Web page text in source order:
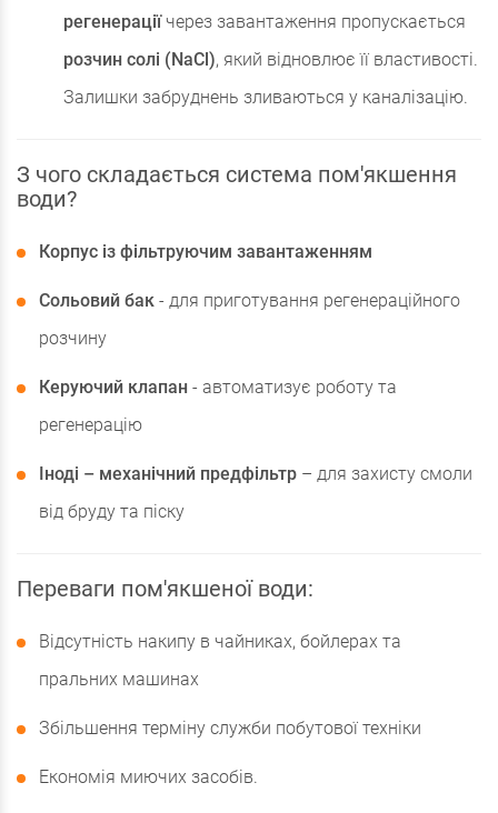
регенераціїчерез завантаження пропускається
розчин солі (NaCl), який відновлює її властивості.
Залишки забруднень зливаються у каналізацію.
З чого складається система пом'якшення
води?
Корпус із фільтруючим завантаженням
Сольовий бак - для приготування регенераційного
розчину
Керуючий клапан - автоматизує роботу та
регенерацію
Іноді – механічний предфільтр – для захисту смоли
від бруду та піску
Переваги пом'якшеної води:
Відсутність накипу в чайниках, бойлерах та
пральних машинах
Збільшення терміну служби побутової техніки
Економія миючих засобів.